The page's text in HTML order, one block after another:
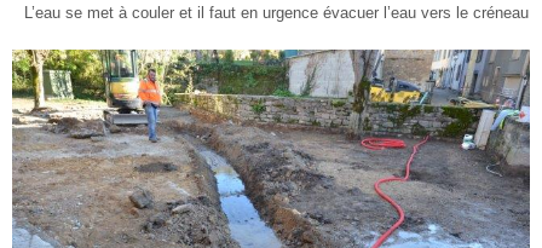
L’eau se met à couler et il faut en urgence évacuer l’eau vers le créneau